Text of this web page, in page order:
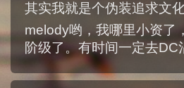
其实我就是个伪装追求文
melody哟，我哪里小资了
阶级了。有时间一定去